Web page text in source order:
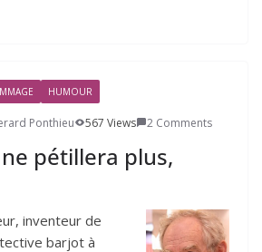
HUMOUR
Ponthieu 567 Views 2 Comments
pétillera plus,
inventeur de
barjot à